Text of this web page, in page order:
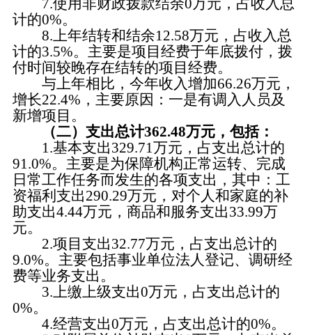
7.使用非财政拨款结余0万元，占收入总
计的0%。
8.上年结转和结余12.58万元，占收入总
计的3.5%。主要是项目经费于年底拨付，拨
付时间较晚存在结转的项目经费。
与上年相比，今年收入增加66.26万元，
增长22.4%，主要原因：一是有调入人员及
新增项目。
（二）支出总计362.48万元，包括：
1.基本支出329.71万元，占支出总计的
91.0%。主要是为保障机构正常运转、完成
日常工作任务而发生的各项支出，其中：工
资福利支出290.29万元，对个人和家庭的补
助支出4.44万元，商品和服务支出33.99万
元。
2.项目支出32.77万元，占支出总计的
9.0%。主要包括事业单位法人登记、调研经
费等业务支出。
3.上缴上级支出0万元，占支出总计的
0%。
4.经营支出0万元，占支出总计的0%。